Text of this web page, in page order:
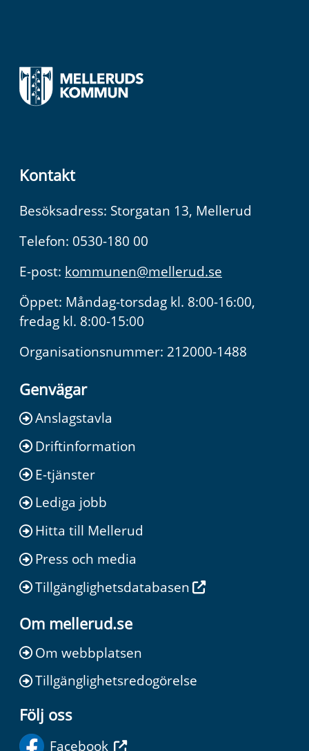
Kontakt
Besöksadress: Storgatan 13, Mellerud
Telefon: 0530-180 00
E-post: kommunen@mellerud.se
Öppet: Måndag-torsdag kl. 8:00-16:00,
fredag kl. 8:00-15:00
Organisationsnummer: 212000-1488
Genvägar
Anslagstavla
Driftinformation
E-tjänster
Lediga jobb
Hitta till Mellerud
Press och media
Tillgänglighetsdatabasen
Om mellerud.se
Om webbplatsen
Tillgänglighetsredogörelse
Följ oss
Facebook